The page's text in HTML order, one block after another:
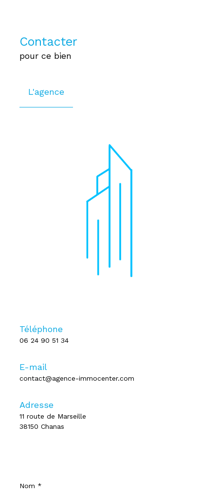
Contacter
pour ce bien
L'agence
Téléphone
06 24 90 51 34
E-mail
contact@agence-immocenter.com
Adresse
11 route de Marseille
38150 Chanas
*